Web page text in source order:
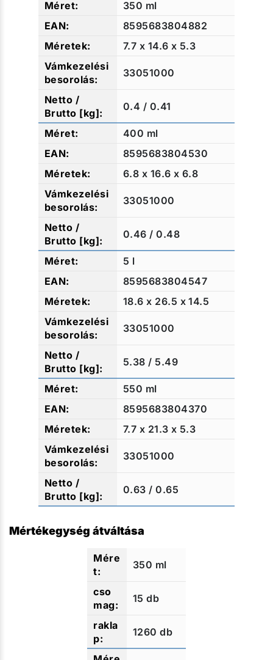
350 ml
8595683804882
7.7 x 14.6 x 5.3
33051000
0.4 / 0.41
400 ml
8595683804530
6.8 x 16.6 x 6.8
33051000
0.46 / 0.48
5 l
8595683804547
18.6 x 26.5 x 14.5
33051000
5.38 / 5.49
550 ml
8595683804370
7.7 x 21.3 x 5.3
33051000
0.63 / 0.65
Mértékegység átváltása
350 ml
15 db
1260 db